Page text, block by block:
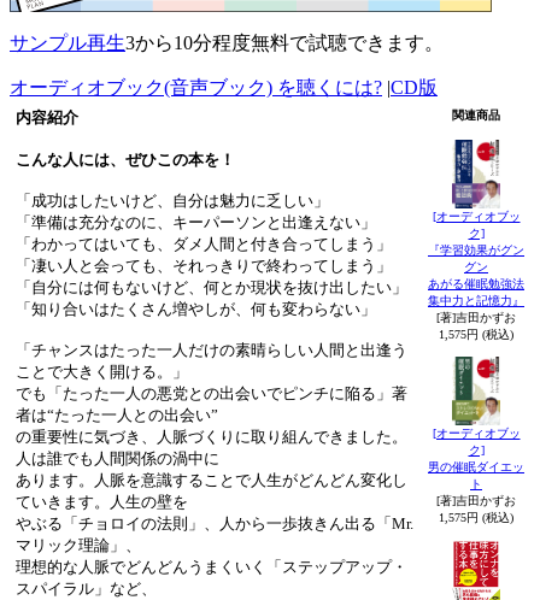
サンプル再生3から10分程度無料で試聴できます。
オーディオブック(音声ブック) を聴くには? |CD版
内容紹介
こんな人には、ぜひこの本を！
「成功はしたいけど、自分は魅力に乏しい」
「準備は充分なのに、キーパーソンと出逢えない」
「わかってはいても、ダメ人間と付き合ってしまう」
「凄い人と会っても、それっきりで終わってしまう」
「自分には何もないけど、何とか現状を抜け出したい」
「知り合いはたくさん増やしが、何も変わらない」
「チャンスはたった一人だけの素晴らしい人間と出逢う
ことで大きく開ける。」
でも「たった一人の悪党との出会いでピンチに陥る」著
者は“たった一人との出会い”
の重要性に気づき、人脈づくりに取り組んできました。
人は誰でも人間関係の渦中に
あります。人脈を意識することで人生がどんどん変化し
ていきます。人生の壁を
やぶる「チョロイの法則」、人から一歩抜きん出る「Mr.
マリック理論」、
理想的な人脈でどんどんうまくいく「ステップアップ・
スパイラル」など、
関連商品
[オーディオブッ
ク]
『学習効果がグン
グン
あがる催眠勉強法
集中力と記憶力』
[著]吉田かずお
1,575円 (税込)
[オーディオブッ
ク]
男の催眠ダイエッ
ト
[著]吉田かずお
1,575円 (税込)